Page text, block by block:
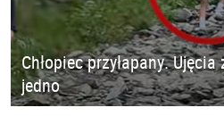
Chłopiec przyłapany.
jedno